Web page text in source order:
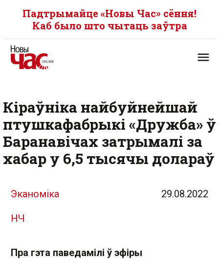
Падтрымайце «Новы Час» сёння!
Каб было што чытаць заўтра
Кіраўніка найбуйнейшай
птушкафабрыкі «Дружба» ў
Баранавічах затрымалі за
хабар у 6,5 тысячы долараў
Эканоміка 29.08.2022
НЧ
Пра гэта паведамілі ў эфіры